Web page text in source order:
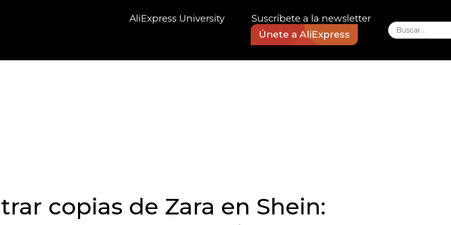
AliExpress University
Suscríbete a la newsletter
Únete a AliExpress
copias de Zara en Shein: